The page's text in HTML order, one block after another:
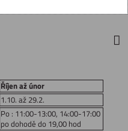
Říjen až únor
1.10. až 29.2.
Po : 11:00-13:00, 14:00-17:00
po dohodě do 19,00 hod